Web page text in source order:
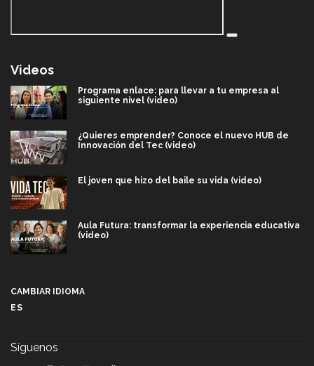
Videos
Programa enlace: para llevar a tu empresa al
siguiente nivel (video)
¿Quieres emprender? Conoce el nuevo HUB de
Innovación del Tec (video)
El joven que hizo del baile su vida (video)
Aula Futura: transformar la experiencia educativa
(video)
CAMBIAR IDIOMA
ES
Síguenos